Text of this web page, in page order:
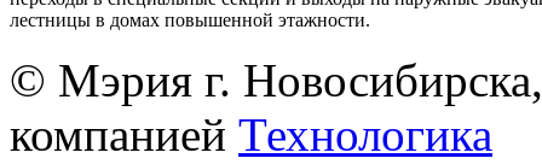
лестницы в домах повышенной этажности.
© Мэрия г.
компанией Технологика